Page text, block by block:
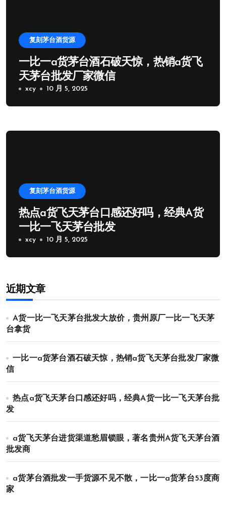
复刻茅台酒货源
一比一a货茅台酒石破天惊，热销a货飞
天茅台批发厂家微信
xcy 10 月 5, 2025
复刻茅台酒货源
热点a货飞天茅台口感还好吗，经典A货
一比一飞天茅台批发
xcy 10 月 5, 2025
近期文章
A货一比一飞天茅台批发大放价，贵州原厂一比一飞天茅
台拿货
一比一a货茅台酒石破天惊，热销a货飞天茅台批发厂家微
信
热点a货飞天茅台口感还好吗，经典A货一比一飞天茅台批
发
a货飞天茅台进货渠道愁眉锁眼，著名贵州A货飞天茅台酒
批发商
a货茅台酒批发一手货源不见不散，一比一a货茅台53度商
家